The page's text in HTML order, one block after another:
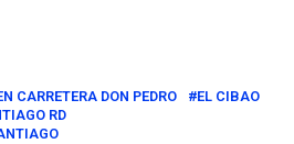
CARRETERA DON PEDRO
EL CIBAO
RD